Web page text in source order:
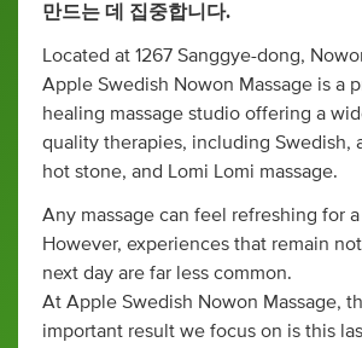
만드는 데 집중합니다.
Located at 1267 Sanggye-dong,
Apple Swedish Nowon Massage is a
healing massage studio offering a
quality therapies, including Swedish,
hot stone, and Lomi Lomi massage.
Any massage can feel refreshing for
However, experiences that remain
next day are far less common.
At Apple Swedish Nowon Massage,
important result we focus on is this